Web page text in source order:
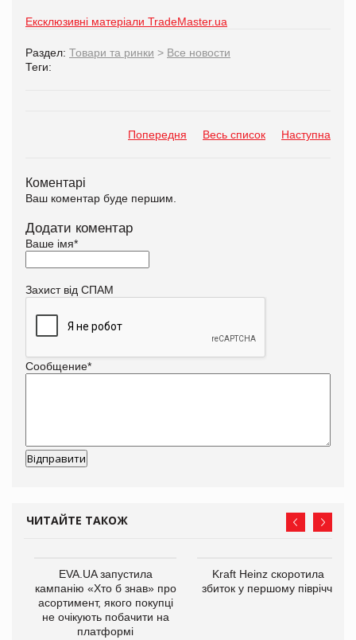
Ексклюзивні матеріали TradeMaster.ua
Раздел: Товари та ринки > Все новости
Теги:
Попередня Весь список Наступна
Коментарі
Ваш коментар буде першим.
Додати коментар
Ваше імя*
Захист від СПАМ
Сообщение*
ЧИТАЙТЕ ТАКОЖ
EVA.UA запустила
кампанію «Хто б знав» про
асортимент, якого покупці
не очікують побачити на
платформі
Kraft Heinz скоротила
збиток у першому півріччі